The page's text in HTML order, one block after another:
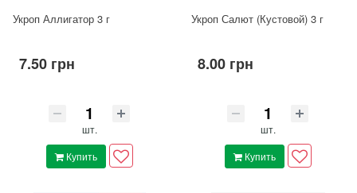
Укроп Аллигатор 3 г
7.50 грн
шт.
Купить
Укроп Салют (Кустовой) 3 г
8.00 грн
шт.
Купить